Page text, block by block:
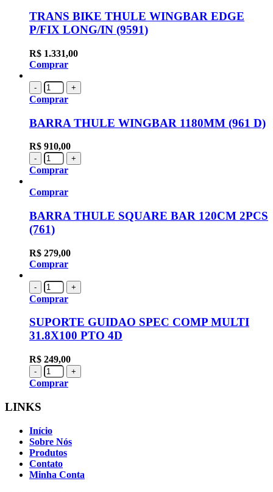
TRANS BIKE THULE WINGBAR EDGE
P/FIX LONG/IN (9591)
R$ 1.331,00
Comprar
- +
Comprar
BARRA THULE WINGBAR 1180MM (961 D)
R$ 910,00
- +
Comprar
Comprar
BARRA THULE SQUARE BAR 120CM 2PCS
(761)
R$ 279,00
Comprar
- +
Comprar
SUPORTE GUIDAO SPEC COMP MULTI
31.8X100 PTO 4D
R$ 249,00
- +
Comprar
LINKS
Início
Sobre Nós
Produtos
Contato
Minha Conta